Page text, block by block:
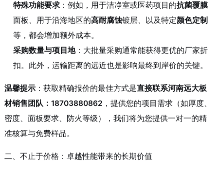
特殊功能要求：例如，用于洁净室或医药项目的抗菌覆膜
面板、用于沿海地区的高耐腐蚀镀层、以及特定颜色定制
等，都会增加额外成本。
采购数量与项目地：大批量采购通常能获得更优的厂家折
扣。此外，运输距离的远近也是影响最终到岸价的关键。
温馨提示：获取精确报价的最佳方式是直接联系河南远大板
材销售团队：18703880862 ，提供您的项目需求（如厚度、
密度、面板要求、防火等级），我们将为您提供一对一的精
准核算与免费样品。
二、不止于价格：卓越性能带来的长期价值